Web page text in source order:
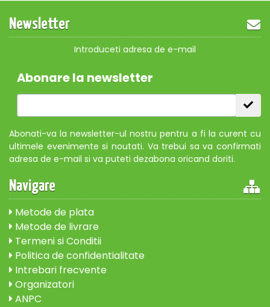
Newsletter
Introduceti adresa de e-mail
Abonare la newsletter
Abonati-va la newsletter-ul nostru pentru a fi la curent cu
ultimele evenimente si noutati. Va trebui sa va confirmati
adresa de e-mail si va puteti dezabona oricand doriti.
Navigare
Metode de plata
Metode de livrare
Termeni si Conditii
Politica de confidentialitate
Intrebari frecvente
Organizatori
ANPC